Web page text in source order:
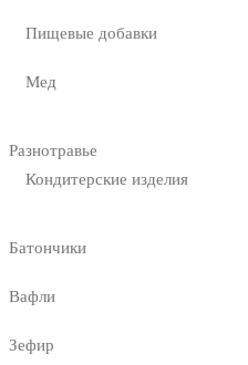
Пищевые добавки
Мед
Разнотравье
Кондитерские изделия
Батончики
Вафли
Зефир